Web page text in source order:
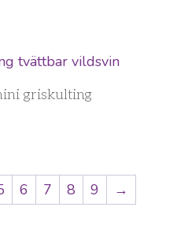
griskulting
6 7 8 9 →